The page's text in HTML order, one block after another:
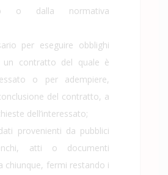
o dalla normativa
per eseguire obblighi
un contratto del quale è
o per adempiere,
del contratto, a
dell’interessato;
provenienti da pubblici
atti o documenti
chiunque, fermi restando i